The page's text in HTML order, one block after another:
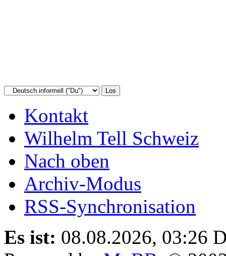
Kontakt
Wilhelm Tell Schweiz
Nach oben
Archiv-Modus
RSS-Synchronisation
Es ist: 08.08.2026, 03:26